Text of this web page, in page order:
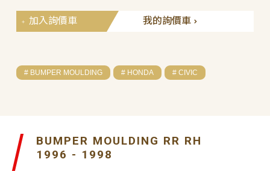
我的詢價車
加入詢價車
# BUMPER MOULDING # HONDA # CIVIC
BUMPER MOULDING RR RH
1996 - 1998